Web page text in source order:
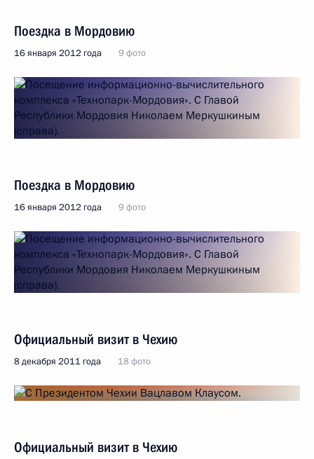
Поездка в Мордовию
16 января 2012 года 9 фото
Поездка в Мордовию
16 января 2012 года 9 фото
Официальный визит в Чехию
8 декабря 2011 года 18 фото
Официальный визит в Чехию